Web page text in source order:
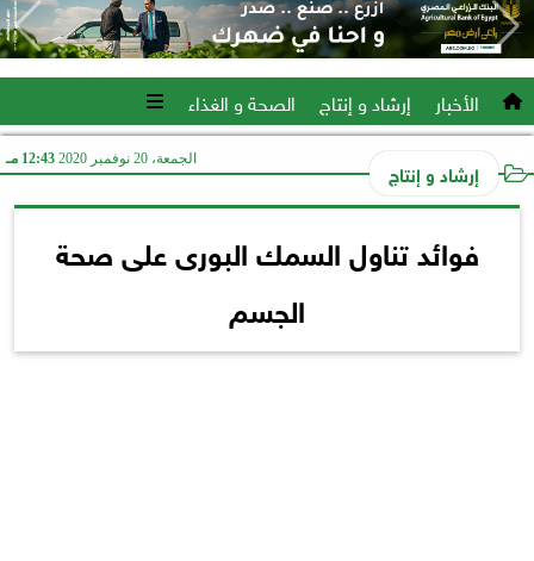
الأخبار إرشاد و إنتاج الصحة و الغذاء
إرشاد و إنتاج الجمعة، 20 نوفمبر 2020 12:43 مـ
فوائد تناول السمك البورى على صحة
الجسم